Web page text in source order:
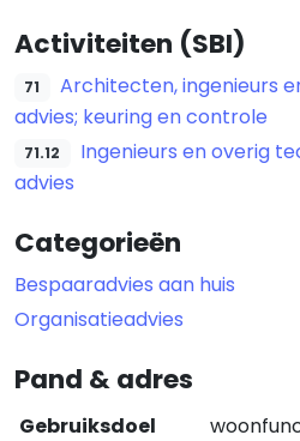
Activiteiten (SBI)
71
Architecten, ingenieurs
advies; keuring en controle
71.12
Ingenieurs en overig
advies
Categorieën
Bespaaradvies aan huis
Organisatieadvies
Pand & adres
Gebruiksdoel